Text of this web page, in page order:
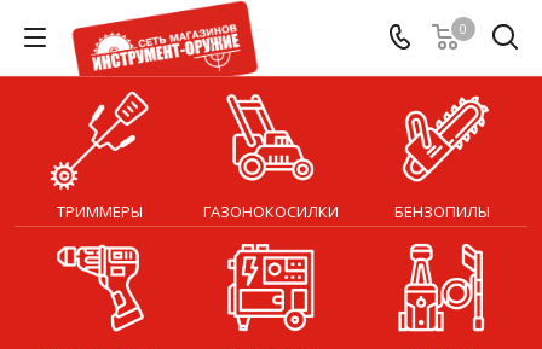
0
ТРИММЕРЫ ГАЗОНОКОСИЛКИ БЕНЗОПИЛЫ